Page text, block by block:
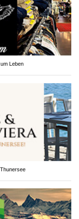
Leben